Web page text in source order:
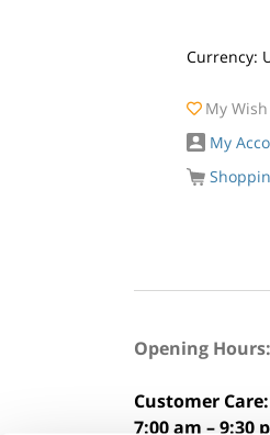
Currency:
My
My
Opening Hours:
Customer Care:
7:00 am – 9:30